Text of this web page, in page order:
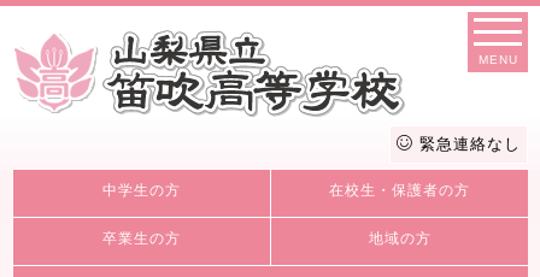
MENU
緊急連絡なし
中学生の方 在校生・保護者の方
卒業生の方 地域の方